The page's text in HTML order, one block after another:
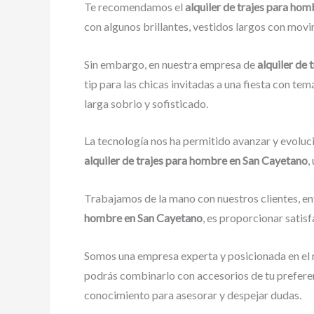
Te recomendamos el alquiler de trajes para
con algunos brillantes, vestidos largos con
Sin embargo, en nuestra empresa dealquiler de
tip para las chicas invitadas a una fiesta con
larga sobrio y sofisticado.
La tecnología nos ha permitido avanzar y
alquiler de trajes para hombre en San Cayetano,
Trabajamos de la mano con nuestros clientes,
hombre en San Cayetano, es proporcionar
Somos una empresa experta y posicionada en el
podrás combinarlo con accesorios de tu
conocimiento para asesorar y despejar dudas.